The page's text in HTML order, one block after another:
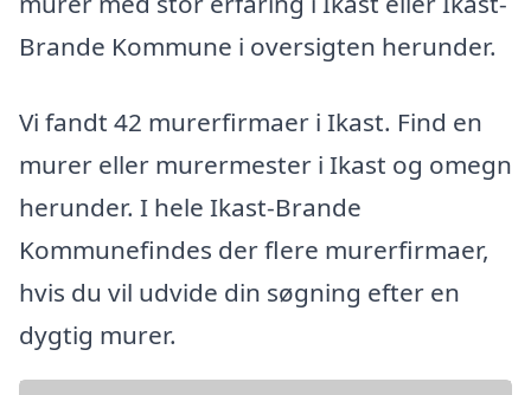
Brande Kommune i oversigten herunder.
Vi fandt 42 murerfirmaer i Ikast. Find en
murer eller murermester i Ikast og omegn
herunder. I hele Ikast-Brande
Kommunefindes der flere murerfirmaer,
hvis du vil udvide din søgning efter en
dygtig murer.